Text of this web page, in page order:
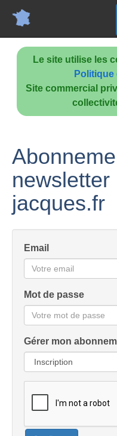
Le site utilise les
Site commercial
jacques.fr
Email
Mot de passe
Gérer mon